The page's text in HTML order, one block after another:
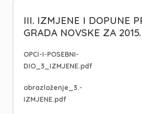
III. IZMJENE I DOPUNE
GRADA NOVSKE ZA
OPCI-I-POSEBNI-
DIO_3_IZMJENE.pdf
obrazloženje_3.-
IZMJENE.pdf